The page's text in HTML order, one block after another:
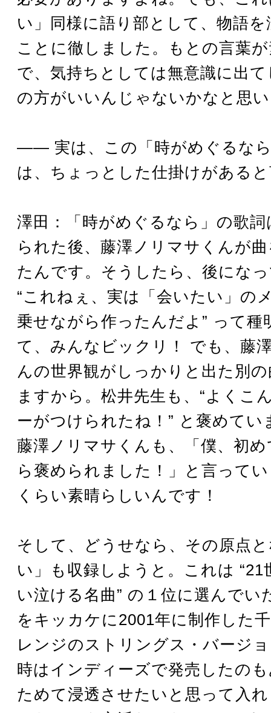
い」同様に語り部として、物語
ことに徹しました。もとの言葉
で、気持ちとしては無意識に出
の方がいいんじゃないかなと思
―― 実は、この「時がめぐるな
は、ちょっとした仕掛けがある
澤田：「時がめぐるなら」の歌
られた後、藤澤ノリマサくんが
たんです。そうしたら、後にな
“これねぇ、実は「会いたい」の
乗せながら作ったんだよ” って種
て、みんなビックリ！ でも、藤
んの世界観がしっかりと出た別
ますから。松井先生も、“よくこ
ーがつけられたね！” と褒めてい
藤澤ノリマサくんも、「僕、初
ら褒められました！」と言って
くらい素晴らしいんです！
そして、どうせなら、その原点
い」も収録しようと。これは “21
い泣ける名曲” の１位に選んでい
をキッカケに2001年に制作した
レンジのストリングス・バージ
時はインディーズで発売したの
ためて浸透させたいと思って入